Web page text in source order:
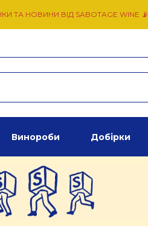
ТА НОВИНИ ВІД SABOTAGE WINE 📡
Винороби Добірки